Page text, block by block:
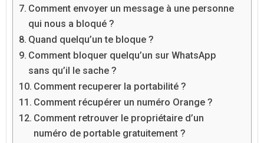
Comment envoyer un message à une personne
qui nous a bloqué ?
Quand quelqu’un te bloque ?
Comment bloquer quelqu’un sur WhatsApp
sans qu’il le sache ?
Comment recuperer la portabilité ?
Comment récupérer un numéro Orange ?
Comment retrouver le propriétaire d’un
numéro de portable gratuitement ?